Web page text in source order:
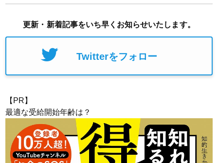
更新・新着記事をいち早くお知らせいたします。
Twitterをフォロー
【PR】
最適な受給開始年齢は？